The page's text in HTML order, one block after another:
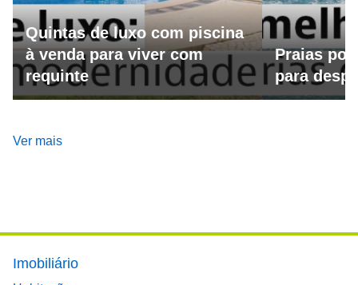
Quintas de luxo com piscina
à venda para viver com
requinte
Praias
para
Ver mais
Footer main menu
Imobiliário